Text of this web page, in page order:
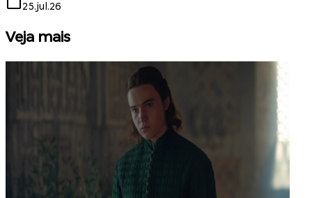
25.jul.26
Veja mais